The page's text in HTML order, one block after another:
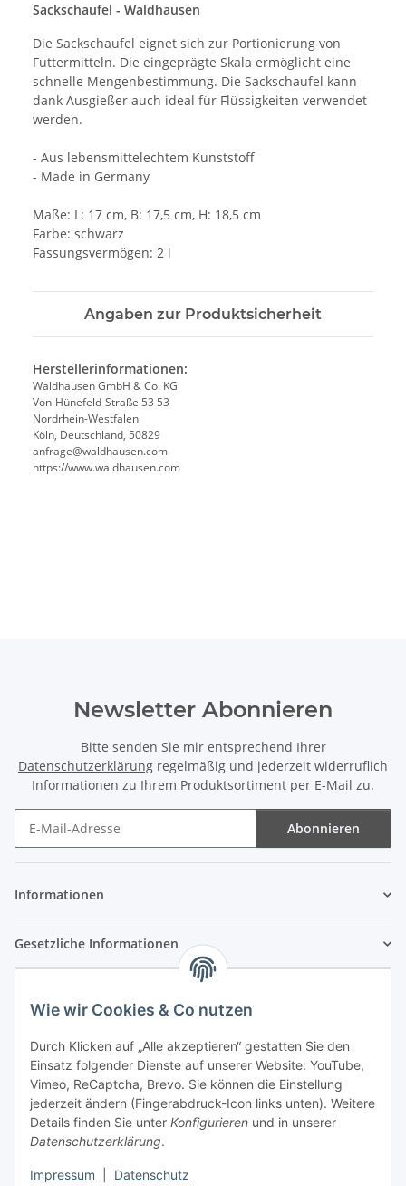
Wie wir Cookies & Co nutzen
Durch Klicken auf „Alle akzeptieren“ gestatten Sie den
Einsatz folgender Dienste auf unserer Website: YouTube,
Vimeo, ReCaptcha, Brevo. Sie können die Einstellung
jederzeit ändern (Fingerabdruck-Icon links unten). Weitere
Details finden Sie unter Konfigurieren und in unserer
Datenschutzerklärung.
Impressum Datenschutz
Sackschaufel - Waldhausen
Die Sackschaufel eignet sich zur Portionierung von
Futtermitteln. Die eingeprägte Skala ermöglicht eine
schnelle Mengenbestimmung. Die Sackschaufel kann
dank Ausgießer auch ideal für Flüssigkeiten verwendet
werden.
- Aus lebensmittelechtem Kunststoff
- Made in Germany
Maße: L: 17 cm, B: 17,5 cm, H: 18,5 cm
Farbe: schwarz
Fassungsvermögen: 2 l
Angaben zur Produktsicherheit
Herstellerinformationen:
Waldhausen GmbH & Co. KG
Von-Hünefeld-Straße 53 53
Nordrhein-Westfalen
Köln, Deutschland, 50829
anfrage@waldhausen.com
https://www.waldhausen.com
Newsletter Abonnieren
Bitte senden Sie mir entsprechend Ihrer
Datenschutzerklärung regelmäßig und jederzeit widerruflich
Informationen zu Ihrem Produktsortiment per E-Mail zu.
Abonnieren
Informationen
Gesetzliche Informationen